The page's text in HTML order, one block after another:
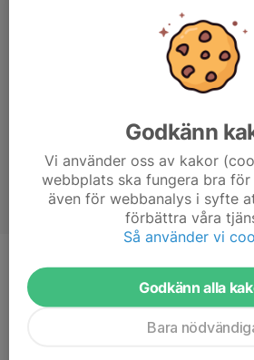
Ålder 14 år
Godkänn
Vi använder oss av kakor
webbplats ska fungera bra för
även för webbanalys i syfte
förbättra våra
Så använder vi
Godkänn alla
Bara